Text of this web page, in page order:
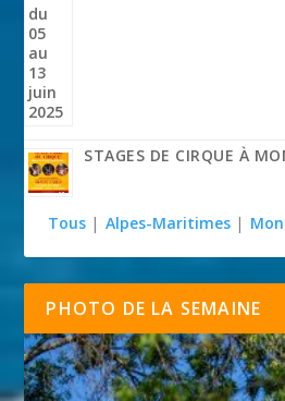
STAGES DE CIRQUE À
Tous | Alpes-Maritimes |
PHOTO DE LA SEMAINE